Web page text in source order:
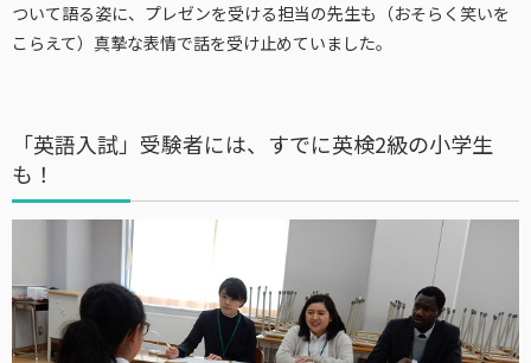
ついて語る姿に、プレゼンを受ける担当の先生も（おそらく笑いを
こらえて）真摯な表情で話を受け止めていました。
「英語入試」受験者には、すでに英検2級の小学生
も！